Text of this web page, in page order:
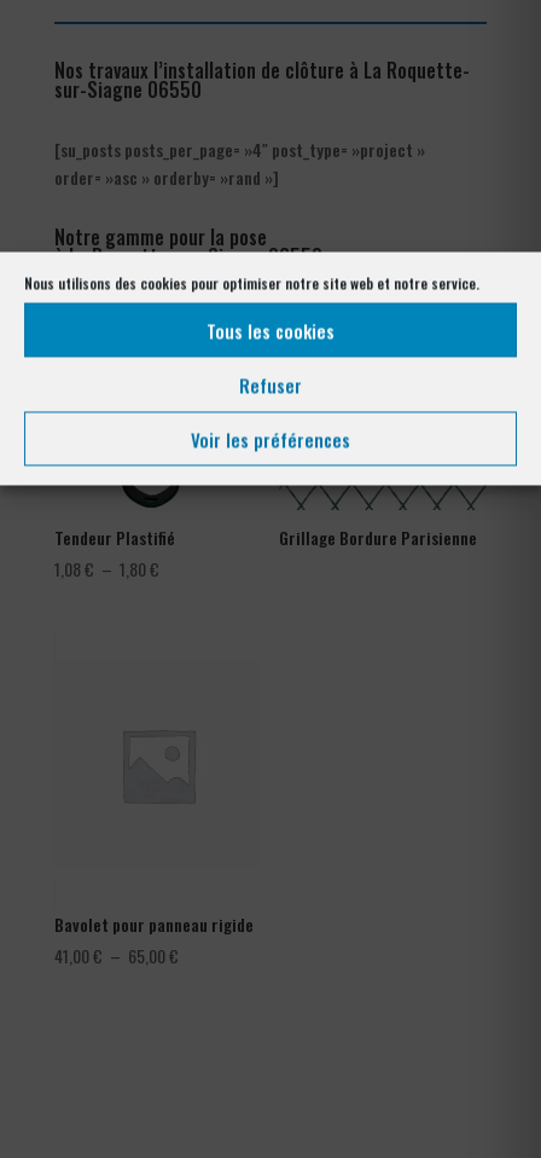
Nous utilisons des cookies pour optimiser notre site web et notre service.
Tous les cookies
Refuser
Voir les préférences
Nos travaux l’installation de clôture à La Roquette-
sur-Siagne 06550
[su_posts posts_per_page= »4″ post_type= »project »
order= »asc » orderby= »rand »]
Notre gamme pour la pose
à La Roquette-sur-Siagne 06550
Tendeur Plastifié
1,08€ – 1,80€Plage
Grillage Bordure Parisienne
Bavolet pour panneau rigide
41,00€ – 65,00€Plage